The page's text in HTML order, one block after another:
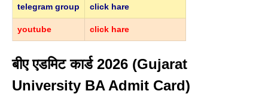
telegram group click hare
youtube click hare
बीए एडमिट कार्ड 2026 (Gujarat
University BA Admit Card)